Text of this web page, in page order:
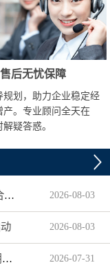
售后无忧保障
规划，助力企业稳定经
产。专业顾问全天在
疑答惑。
海南上半年贷款增速6.1% 信贷总量保持合理平稳增长 2026-08-03
2026-08-03
湖北省发改委关于印发 《湖北省公共信用信息目录（2026年版）》的通知 2026-07-31